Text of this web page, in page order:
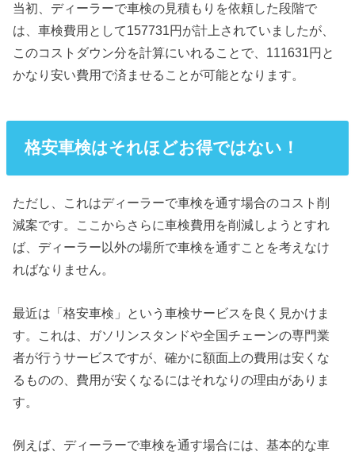
当初、ディーラーで車検の見積もりを依頼した段階で
は、車検費用として157731円が計上されていましたが、
このコストダウン分を計算にいれることで、111631円と
かなり安い費用で済ませることが可能となります。
格安車検はそれほどお得ではない！
ただし、これはディーラーで車検を通す場合のコスト削
減案です。ここからさらに車検費用を削減しようとすれ
ば、ディーラー以外の場所で車検を通すことを考えなけ
ればなりません。
最近は「格安車検」という車検サービスを良く見かけま
す。これは、ガソリンスタンドや全国チェーンの専門業
者が行うサービスですが、確かに額面上の費用は安くな
るものの、費用が安くなるにはそれなりの理由がありま
す。
例えば、ディーラーで車検を通す場合には、基本的な車